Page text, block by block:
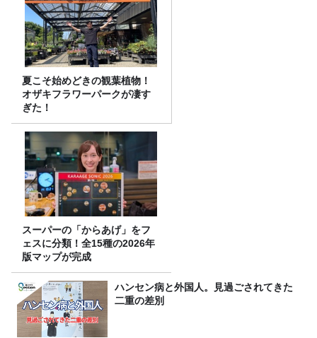
夏こそ始めどきの観葉植物！
オザキフラワーパークが凄す
ぎた！
スーパーの「からあげ」をフ
ェスに分類！全15種の2026年
版マップが完成
ハンセン病と外国人。見過ごされてきた
二重の差別